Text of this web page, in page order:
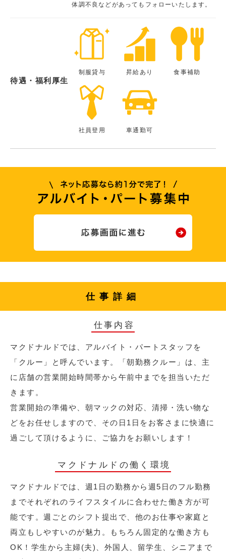
体調不良などがあってもフォローいたします。
待遇・福利厚生
制服貸与 昇給あり 食事補助
社員登用 車通勤可
仕事詳細
仕事内容
マクドナルドでは、アルバイト・パートスタッフを
「クルー」と呼んでいます。「朝勤務クルー」は、主
に店舗の営業開始時間帯から午前中までを担当いただ
きます。
営業開始の準備や、朝マックの対応、清掃・洗い物な
どをお任せしますので、その日1日をお客さまに快適に
過ごして頂けるように、ご協力をお願いします！
マクドナルドの働く環境
マクドナルドでは、週1日の勤務から週5日のフル勤務
までそれぞれのライフスタイルに合わせた働き方が可
能です。週ごとのシフト提出で、他のお仕事や家庭と
両立もしやすいのが魅力。もちろん固定的な働き方も
OK！学生から主婦(夫)、外国人、留学生、シニアまで